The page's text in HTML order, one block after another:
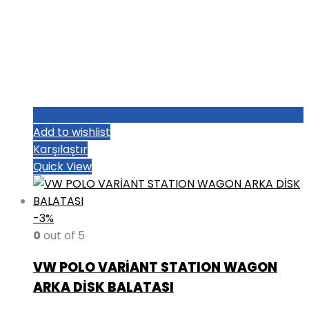
Add to wishlist
Karşılaştır
Quick View
-3%
0 out of 5
VW POLO VARİANT STATION WAGON
ARKA DİSK BALATASI